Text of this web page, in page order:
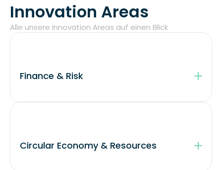
Innovation Areas
Alle unsere Innovation Areas auf einen Blick
Finance & Risk
Circular Economy & Resources